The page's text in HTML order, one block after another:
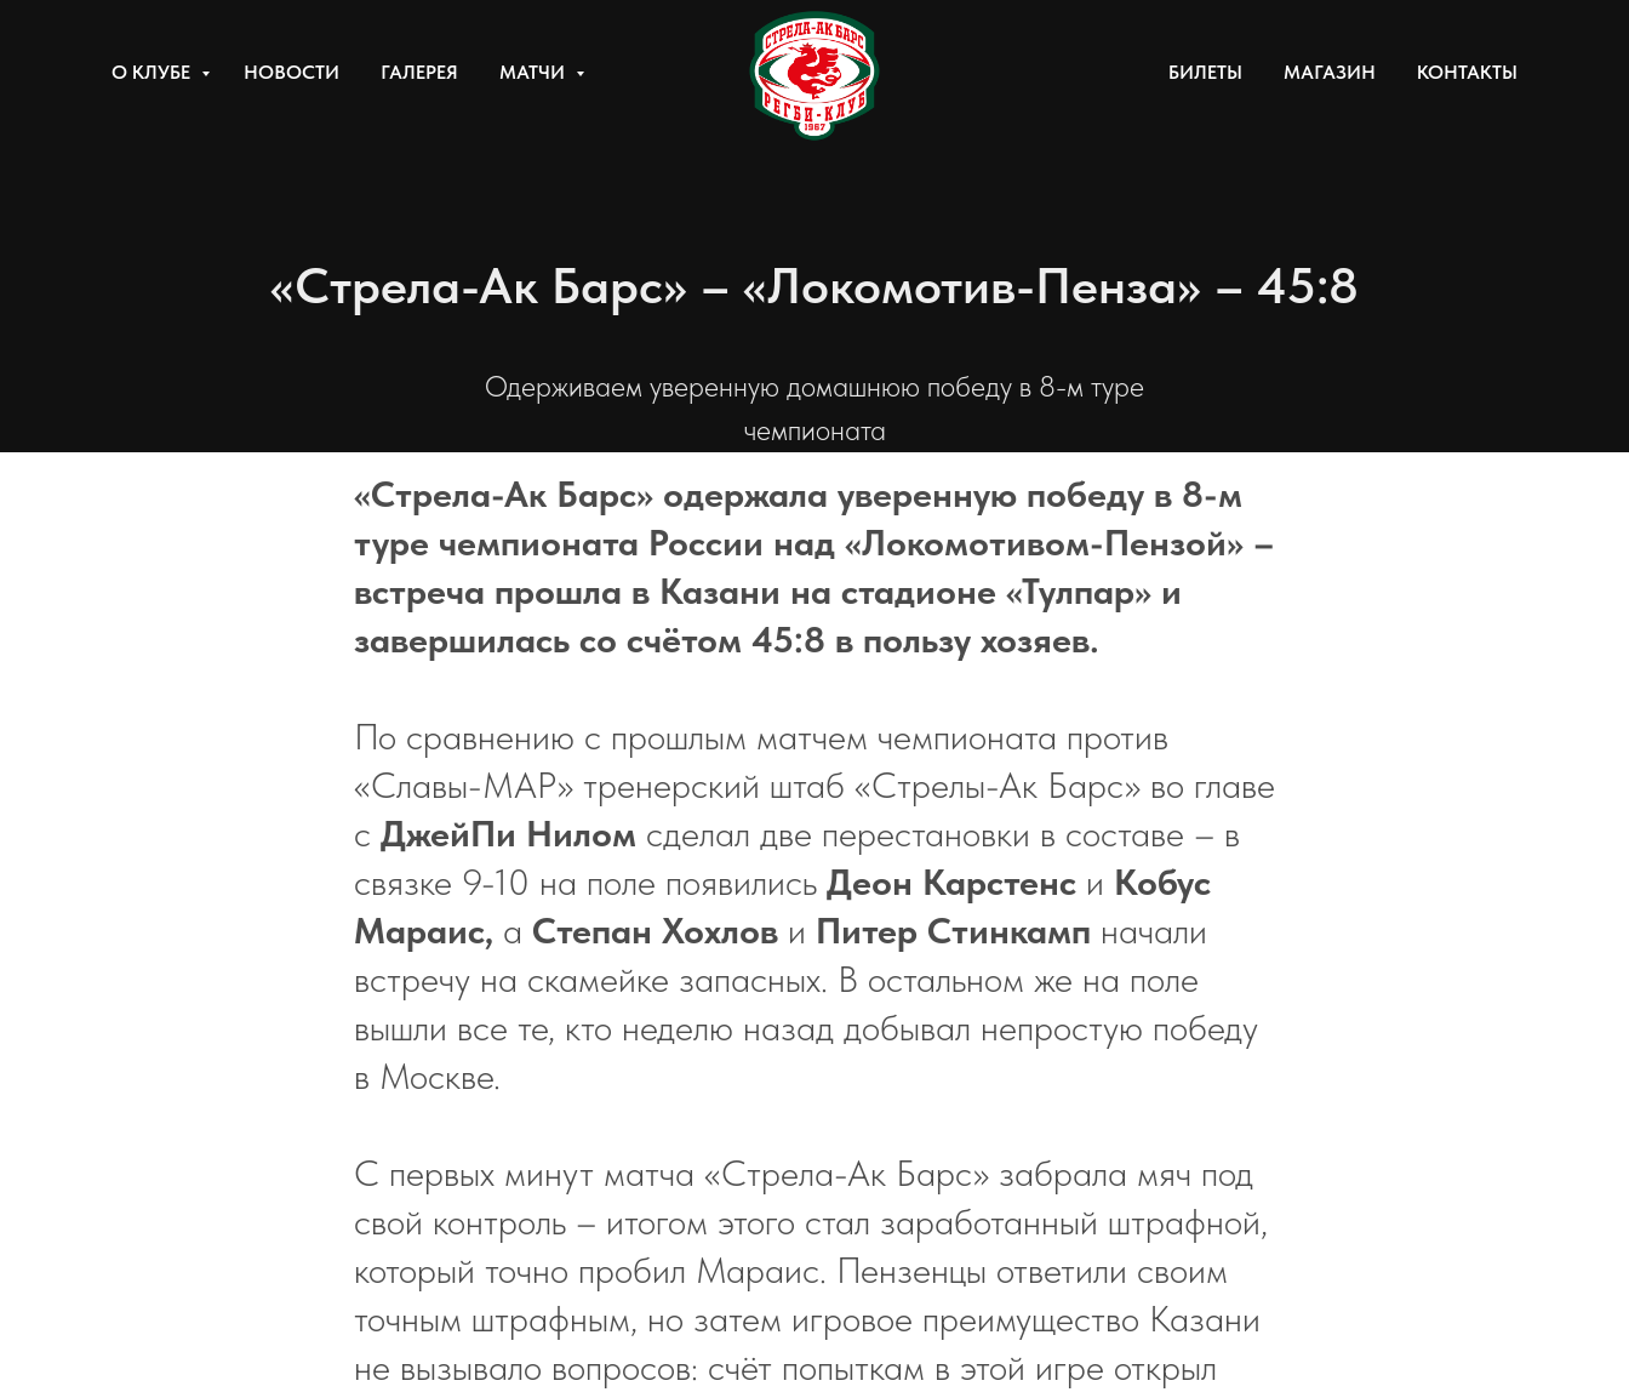
О КЛУБЕ НОВОСТИ ГАЛЕРЕЯ МАТЧИ БИЛЕТЫ МАГАЗИН КОНТАКТЫ
«Стрела-Ак Барс» – «Локомотив-Пенза» – 45:8
Одерживаем уверенную домашнюю победу в 8-м туре
чемпионата
«Стрела-Ак Барс» одержала уверенную победу в 8-м
туре чемпионата России над «Локомотивом-Пензой» –
встреча прошла в Казани на стадионе «Тулпар» и
завершилась со счётом 45:8 в пользу хозяев.
По сравнению с прошлым матчем чемпионата против
«Славы-МАР» тренерский штаб «Стрелы-Ак Барс» во главе
с ДжейПи Нилом сделал две перестановки в составе – в
связке 9-10 на поле появились Деон Карстенс и Кобус
Мараис, а Степан Хохлов и Питер Стинкамп начали
встречу на скамейке запасных. В остальном же на поле
вышли все те, кто неделю назад добывал непростую победу
в Москве.
С первых минут матча «Стрела-Ак Барс» забрала мяч под
свой контроль – итогом этого стал заработанный штрафной,
который точно пробил Мараис. Пензенцы ответили своим
точным штрафным, но затем игровое преимущество Казани
не вызывало вопросов: счёт попыткам в этой игре открыл